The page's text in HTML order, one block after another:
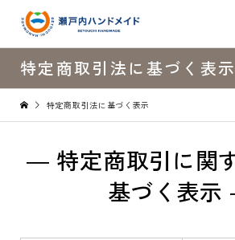
特定商取引法に基づく表示
特定商取引法に基づく表示
― 特定商取引に関
基づく表